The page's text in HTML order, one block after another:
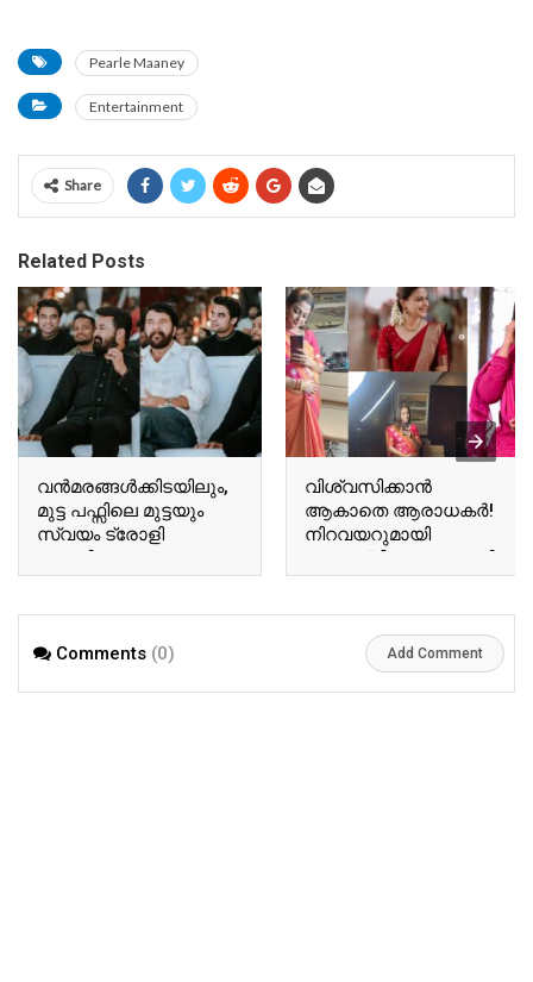
Pearle Maaney
Entertainment
Share
Related Posts
വന്‍മരങ്ങള്‍ക്കിടയിലും,
മുട്ട പഫ്സിലെ മുട്ടയും
സ്വയം ട്രോളി
ടോവിനോയും!
Viral Photo
വിശ്വസിക്കാൻ
ആകാതെ ആരാധകർ!
നിറവയറുമായി
അനുശ്രീയുടെ പുതിയ
Ausree Viral Photo
Comments (0) Add Comment